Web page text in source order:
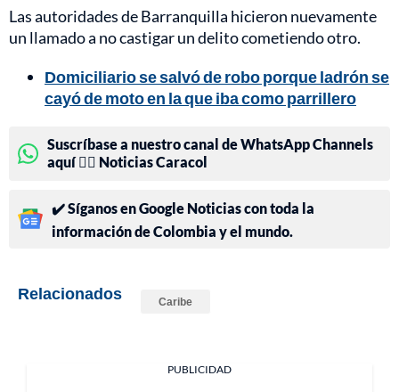
Las autoridades de Barranquilla hicieron nuevamente
un llamado a no castigar un delito cometiendo otro.
Domiciliario se salvó de robo porque ladrón se
cayó de moto en la que iba como parrillero
Suscríbase a nuestro canal de WhatsApp Channels
aquí 👉🏻 Noticias Caracol
✔️ Síganos en Google Noticias con toda la
información de Colombia y el mundo.
Relacionados Caribe
PUBLICIDAD